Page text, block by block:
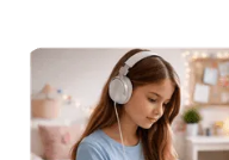
Yuna